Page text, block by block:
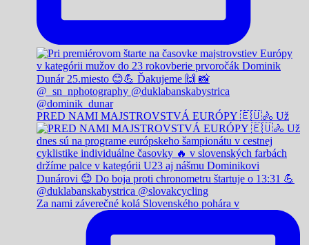
PRED NAMI MAJSTROVSTVÁ EURÓPY 🇪🇺🚴 Už
Za nami záverečné kolá Slovenského pohára v